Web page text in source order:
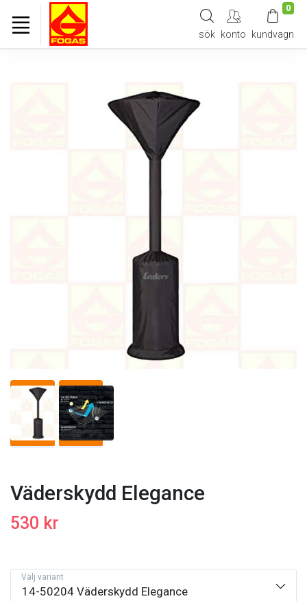
sök konto
0
kundvagn
Väderskydd Elegance
530 kr
14-50204 Väderskydd Elegance
Välj variant